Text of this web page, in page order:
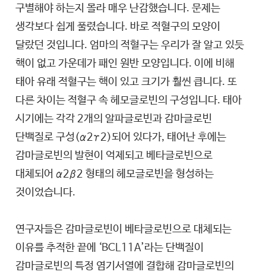
구별해야 하는지 몰라 매우 난감했습니다. 문제는
생각보다 쉽게 풀렸습니다. 바로 적혈구의 모양이
달랐던 것입니다. 엄마의 적혈구는 우리가 잘 알고 있듯
핵이 없고 가운데가 패인 원반 모양입니다. 이에 비해
태아 유래 적혈구는 핵이 있고 크기가 훨씬 큽니다. 또
다른 차이는 적혈구 속 헤모글로빈의 구성입니다. 태아
시기에는 각각 2개의 알파글로빈과 감마글로빈
단백질로 구성(α2γ2)되어 있다가, 태어난 후에는
감마글로빈의 발현이 억제되고 베타글로빈으로
대체되어 α2β2 형태의 헤모글로빈을 형성하는
것이었습니다.
연구자들은 감마글로빈이 베타글로빈으로 대체되는
이유를 추적한 끝에 ‘BCL11A’라는 단백질이
감마글로빈의 특정 염기서열에 결합해 감마글로빈의